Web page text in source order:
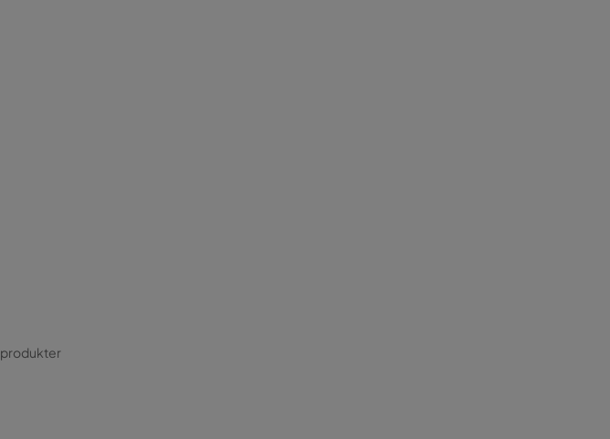
produkter